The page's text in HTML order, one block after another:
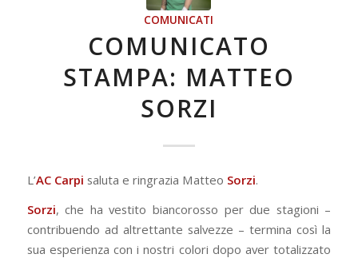
COMUNICATI
COMUNICATO
STAMPA: MATTEO
SORZI
L’AC Carpi saluta e ringrazia Matteo Sorzi.
Sorzi, che ha vestito biancorosso per due stagioni –
contribuendo ad altrettante salvezze – termina così la
sua esperienza con i nostri colori dopo aver totalizzato